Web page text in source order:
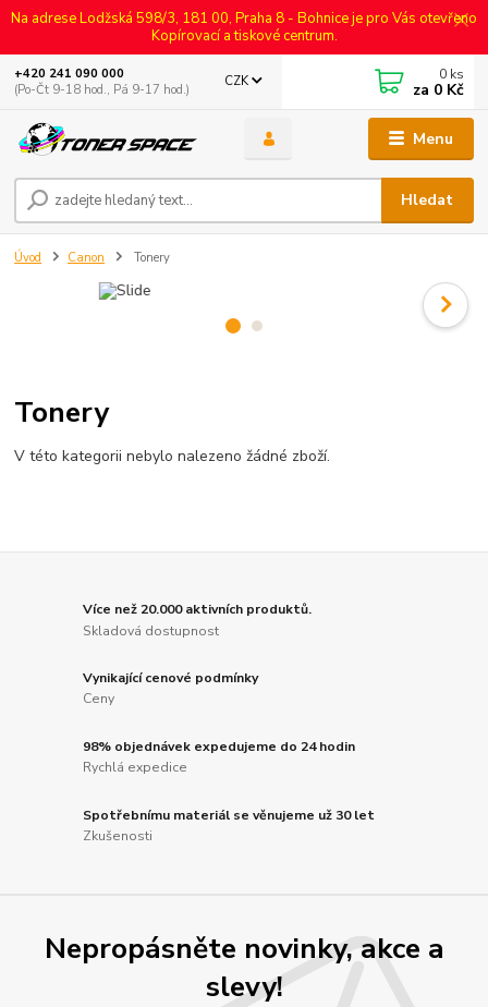
Na adrese Lodžská 598/3, 181 00, Praha 8 - Bohnice je pro Vás otevřeno
Kopírovací a tiskové centrum.
Menu
CZK
Hledat
+420 241 090 000
(Po-Čt 9-18 hod., Pá 9-17 hod.)
0 ks
za 0 Kč
Úvod Canon Tonery
Tonery
V této kategorii nebylo nalezeno žádné zboží.
Více než 20.000 aktivních produktů.
Skladová dostupnost
Vynikající cenové podmínky
Ceny
98% objednávek expedujeme do 24 hodin
Rychlá expedice
Spotřebnímu materiál se věnujeme už 30 let
Zkušenosti
Nepropásněte novinky, akce a
slevy!